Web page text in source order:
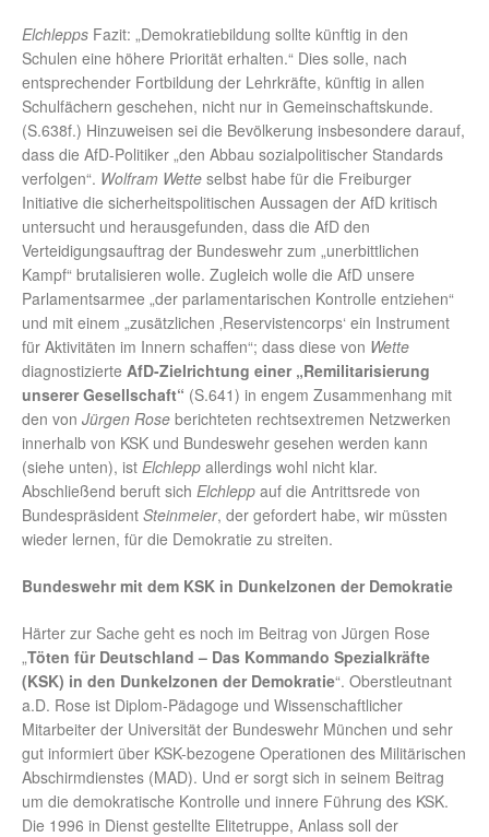
Elchlepps Fazit: „Demokratiebildung sollte künftig in den
Schulen eine höhere Priorität erhalten.“ Dies solle, nach
entsprechender Fortbildung der Lehrkräfte, künftig in allen
Schulfächern geschehen, nicht nur in Gemeinschaftskunde.
(S.638f.) Hinzuweisen sei die Bevölkerung insbesondere darauf,
dass die AfD-Politiker „den Abbau sozialpolitischer Standards
verfolgen“. Wolfram Wette selbst habe für die Freiburger
Initiative die sicherheitspolitischen Aussagen der AfD kritisch
untersucht und herausgefunden, dass die AfD den
Verteidigungsauftrag der Bundeswehr zum „unerbittlichen
Kampf“ brutalisieren wolle. Zugleich wolle die AfD unsere
Parlamentsarmee „der parlamentarischen Kontrolle entziehen“
und mit einem „zusätzlichen ‚Reservistencorps‘ ein Instrument
für Aktivitäten im Innern schaffen“; dass diese von Wette
diagnostizierte AfD-Zielrichtung einer „Remilitarisierung
unserer Gesellschaft“ (S.641) in engem Zusammenhang mit
den von Jürgen Rose berichteten rechtsextremen Netzwerken
innerhalb von KSK und Bundeswehr gesehen werden kann
(siehe unten), ist Elchlepp allerdings wohl nicht klar.
Abschließend beruft sich Elchlepp auf die Antrittsrede von
Bundespräsident Steinmeier, der gefordert habe, wir müssten
wieder lernen, für die Demokratie zu streiten.
Bundeswehr mit dem KSK in Dunkelzonen der Demokratie
Härter zur Sache geht es noch im Beitrag von Jürgen Rose
„Töten für Deutschland – Das Kommando Spezialkräfte
(KSK) in den Dunkelzonen der Demokratie“. Oberstleutnant
a.D. Rose ist Diplom-Pädagoge und Wissenschaftlicher
Mitarbeiter der Universität der Bundeswehr München und sehr
gut informiert über KSK-bezogene Operationen des Militärischen
Abschirmdienstes (MAD). Und er sorgt sich in seinem Beitrag
um die demokratische Kontrolle und innere Führung des KSK.
Die 1996 in Dienst gestellte Elitetruppe, Anlass soll der